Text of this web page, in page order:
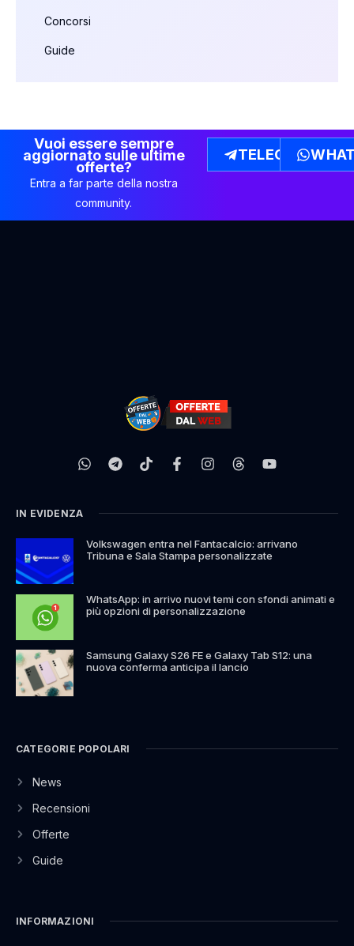
Concorsi
Guide
Vuoi essere sempre
aggiornato sulle ultime
offerte?
Entra a far parte della nostra
community.
TELEGRAM
IN EVIDENZA
Volkswagen entra nel Fantacalcio: arrivano
Tribuna e Sala Stampa personalizzate
WhatsApp: in arrivo nuovi temi con sfondi animati e
più opzioni di personalizzazione
Samsung Galaxy S26 FE e Galaxy Tab S12: una
nuova conferma anticipa il lancio
CATEGORIE POPOLARI
News
Recensioni
Offerte
Guide
INFORMAZIONI